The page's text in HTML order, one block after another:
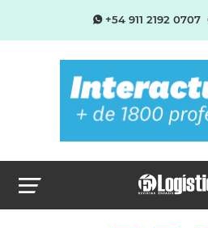
+54 911 2192 0707